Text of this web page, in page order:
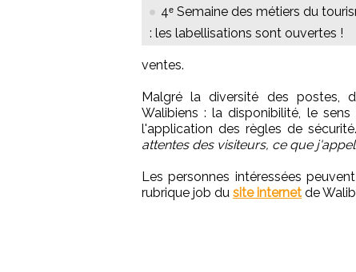
4ᵉ Semaine des métiers du
: les labellisations sont ouvertes !
ventes.
Malgré la diversité des postes,
Walibiens : la disponibilité, le
l'application des règles de sécurité.
attentes des visiteurs, ce que
Les personnes intéressées
rubrique job du site internet de